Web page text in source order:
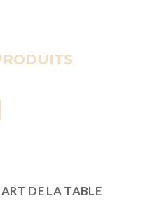
ART DE LA TABLE